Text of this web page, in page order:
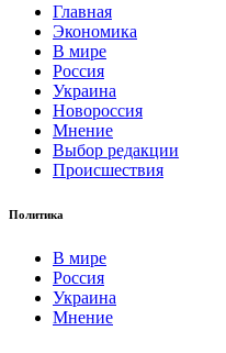
Главная
Экономика
В мире
Россия
Украина
Новороссия
Мнение
Выбор редакции
Происшествия
Политика
В мире
Россия
Украина
Мнение